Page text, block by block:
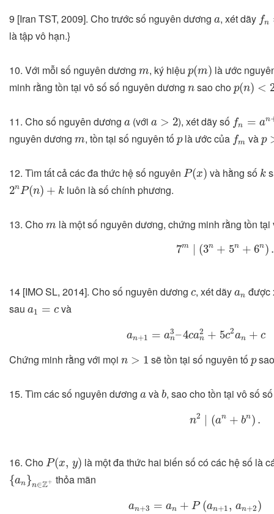
9 [Iran TST, 2009]. Cho trước số nguyên dương a
a, xét dãy fn
n
là tập vô hạn.}
10. Với mỗi số nguyên dương m
m, ký hiệu p(m)
p(m) là ước
minh rằng tồn tại vô số số nguyên dương n
n sao cho p(n) <
p(n)<2n
11. Cho số nguyên dương a
a (với a > 2
a >2 ), xét dãy số fn = an
n +1
nguyên dương m
m, tồn tại số nguyên tố p
plà ước của fm
fm và p
p>
12. Tìm tất cả các đa thức hệ số nguyên P(x)
P(x) và hằng số k
k
2nP(n) + k
2nP(n) k luôn là số chính phương.
13. Cho m
m là một số nguyên dương, chứng minh rằng tồn
7m (3n + 5n + 6n) .
7 m ∣(3 n 5n + n).
14 [IMO SL, 2014]. Cho số nguyên dương c
c, xét dãy an
an được
sau a1 = c
a1 =c và
an+1 = a3
n–4ca2
n + 5c2an + c
a 3– c n 2+ 5 an
Chứng minh rằng với mọi n > 1
n >1 sẽ tồn tại số nguyên tốp
p
15. Tìm các số nguyên dương a
avà b
b, sao cho tồn tại vô số
n2 (an + bn) .
n 2 ∣( an + bn).
16. Cho P(x, y)
P(x, ) là một đa thức hai biến số có các hệ số là
{an}n∈Z+
{an }n +
thỏa mãn
an+3 = an + P (an+1, an+2)
n +P ( 2)